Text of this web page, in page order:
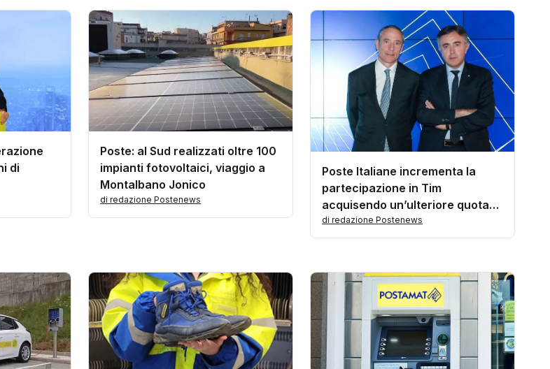
di
Poste: al Sud realizzati oltre 100
impianti fotovoltaici, viaggio a
Montalbano Jonico
di redazione Postenews
Poste Italiane incrementa la
partecipazione in Tim
acquisendo un’ulteriore quota
del 15% da Vivendi
di redazione Postenews